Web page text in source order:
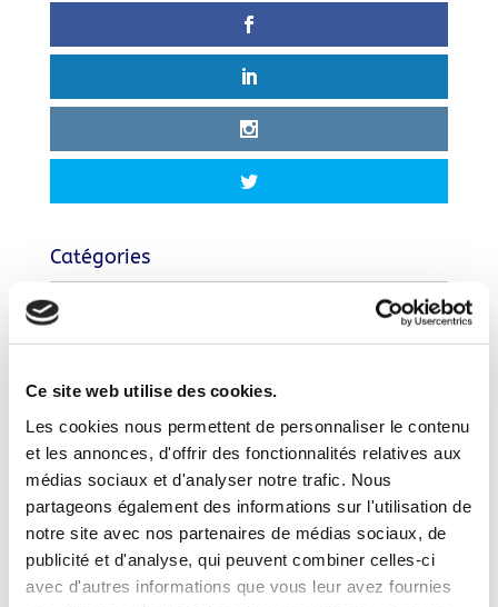
Ce site web utilise des cookies.
Les cookies nous permettent de personnaliser le contenu
et les annonces, d'offrir des fonctionnalités relatives aux
médias sociaux et d'analyser notre trafic. Nous
partageons également des informations sur l'utilisation de
notre site avec nos partenaires de médias sociaux, de
publicité et d'analyse, qui peuvent combiner celles-ci
avec d'autres informations que vous leur avez fournies
Catégories
Catégories
CONFERENCE-DEBAT : L’EUROPE FACE
AUX EMPIRES
Au contact du public sur le marché d’Arras
les 10 et 17 mai 2025
Le ME 62 au Village des Assos d’Arras
Réunion des adhérents et sympathisants le